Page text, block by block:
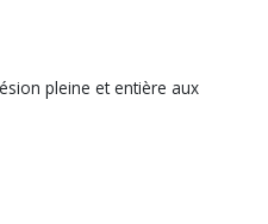
pleine et entière aux